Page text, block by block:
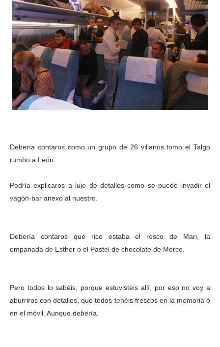
Debería contaros como un grupo de 26 villanos tomo el Talgo
rumbo a León.
Podría explicaros a lujo de detalles como se puede invadir el
vagón-bar anexo al nuestro.
Debería contaros que rico estaba el rosco de Mari, la
empanada de Esther o el Pastel de chocolate de Merce.
Pero todos lo sabéis, porque estuvisteis allí, por eso no voy a
aburriros con detalles, que todos tenéis frescos en la memoria o
en el móvil. Aunque debería.